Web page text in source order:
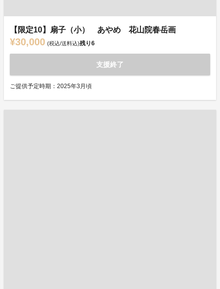
【限定10】扇子（小） あやめ 花山院春岳画
¥30,000 (税込/送料込)残り6
支援終了
ご提供予定時期：2025年3月頃